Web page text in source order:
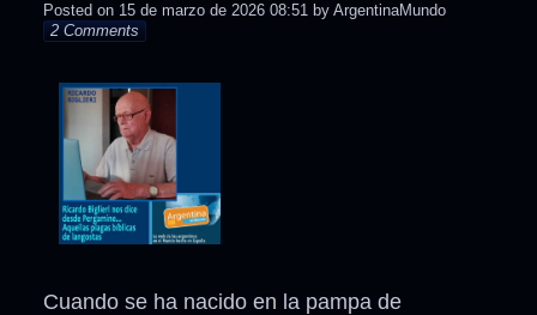
Posted on 15 de marzo de 2026 08:51 by ArgentinaMundo
2 Comments
Cuando se ha nacido en la pampa de